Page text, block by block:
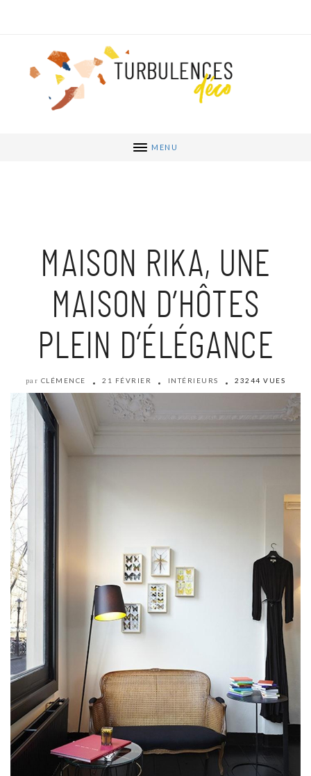
MENU
MAISON RIKA, UNE
MAISON D’HÔTES
PLEIN D’ÉLÉGANCE
par CLÉMENCE 21 FÉVRIER INTÉRIEURS 23244 VUES